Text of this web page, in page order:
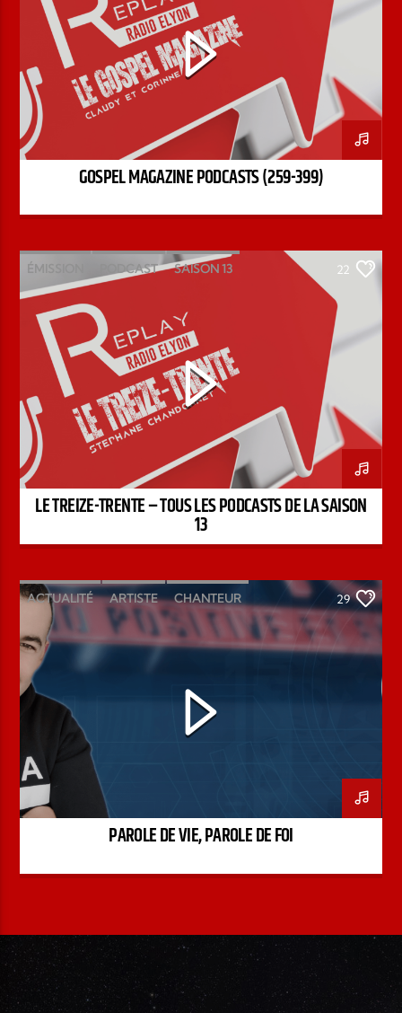
GOSPEL MAGAZINE PODCASTS (259-399)
ÉMISSION PODCAST SAISON 13
STÉPHANE CHANDONNET
22
LE TREIZE-TRENTE – TOUS LES PODCASTS DE LA SAISON
13
ACTUALITÉ ARTISTE CHANTEUR
ÉMISSION INTERVIEW KENZO DAVID
PAROLE DE FOI
PODCAST
29
PAROLE DE VIE, PAROLE DE FOI